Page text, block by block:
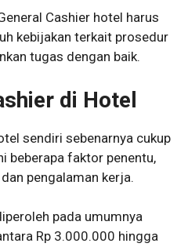
Cashier hotel harus
kebijakan terkait prosedur
tugas dengan baik.
di Hotel
sendiri sebenarnya cukup
beberapa faktor penentu,
pengalaman kerja.
pada umumnya
Rp 3.000.000 hingga